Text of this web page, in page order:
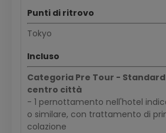
Punti di ritrovo
Tokyo
Incluso
Categoria Pre Tour - Standard
centro città
- 1 pernottamento nell'hotel
o similare, con trattamento di
colazione